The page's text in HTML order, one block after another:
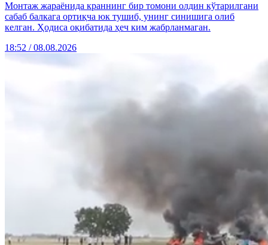
Монтаж жараёнида краннинг бир томони олдин кўтарилгани
сабаб балкага ортиқча юк тушиб, унинг синишига олиб
келган. Ҳодиса оқибатида ҳеч ким жабрланмаган.
18:52 / 08.08.2026